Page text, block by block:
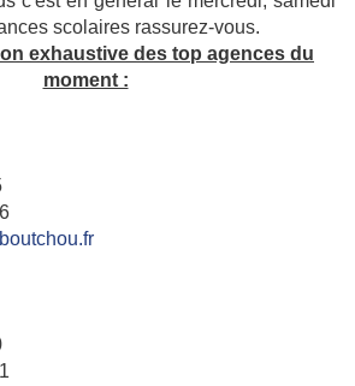
scolaires rassurez-vous.
exhaustive des top agences du
moment :